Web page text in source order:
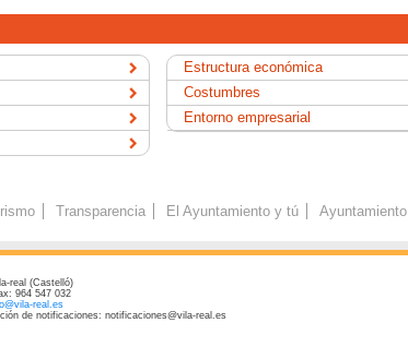
Estructura económica
Costumbres
Entorno empresarial
Transparencia El Ayuntamiento y tú Ayuntamiento
real (Castelló)
964 547 032
real.es
de notificaciones: notificaciones@vila-real.es